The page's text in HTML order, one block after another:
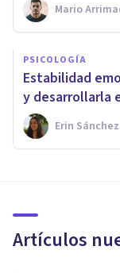
Mario
PSICOLOGÍA
Estabilidad
y desarrollarla
Erin Sánchez
Artículos